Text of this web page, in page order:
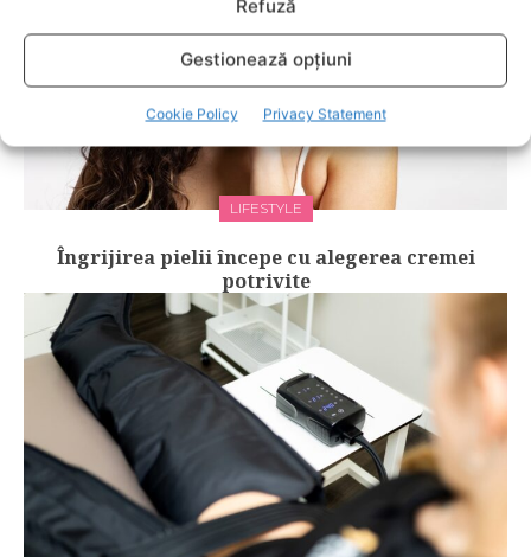
Refuză
Gestionează opțiuni
Cookie Policy Privacy Statement
LIFESTYLE
Îngrijirea pielii începe cu alegerea cremei
potrivite